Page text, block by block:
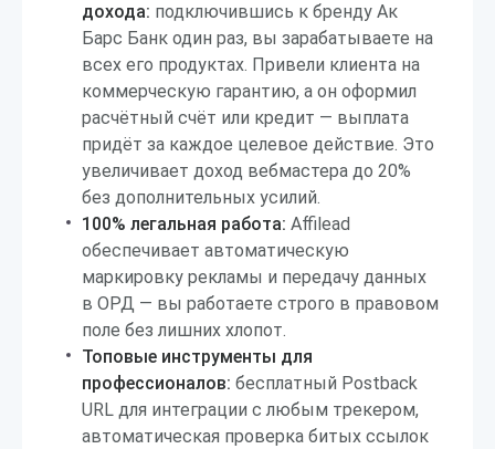
дохода: подключившись к бренду Ак
Барс Банк один раз, вы зарабатываете на
всех его продуктах. Привели клиента на
коммерческую гарантию, а он оформил
расчётный счёт или кредит — выплата
придёт за каждое целевое действие. Это
увеличивает доход вебмастера до 20%
без дополнительных усилий.
100% легальная работа: Affilead
обеспечивает автоматическую
маркировку рекламы и передачу данных
в ОРД — вы работаете строго в правовом
поле без лишних хлопот.
Топовые инструменты для
профессионалов: бесплатный Postback
URL для интеграции с любым трекером,
автоматическая проверка битых ссылок